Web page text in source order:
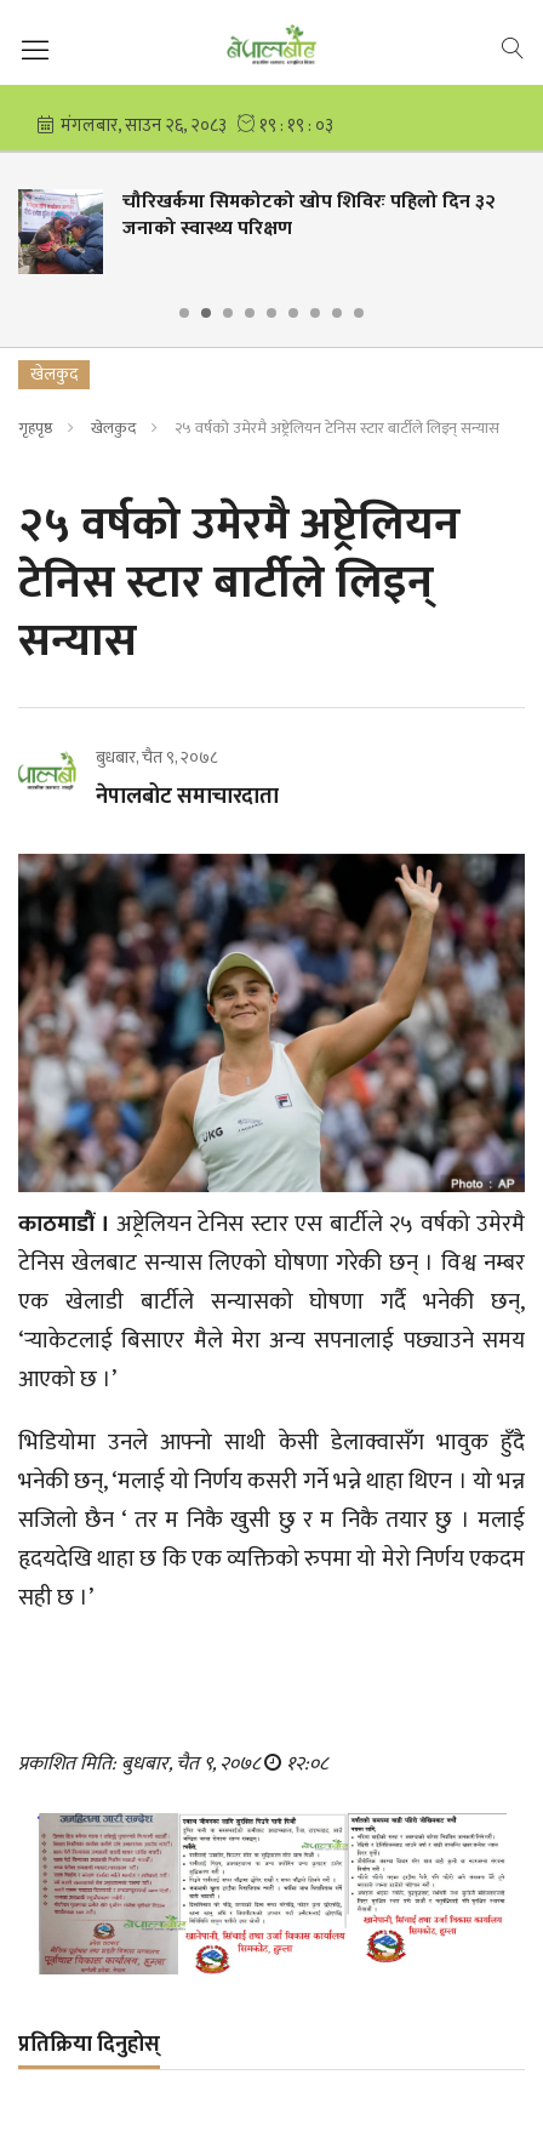
चौरिखर्कमा सिमकोटको खोप शिविरः पहिलो दिन ३२
जनाको स्वास्थ्य परिक्षण
खेलकुद
गृहपृष्ठ खेलकुद २५ वर्षको उमेरमै अष्ट्रेलियन टेनिस स्टार बार्टीले लिइन् सन्यास
२५ वर्षको उमेरमै अष्ट्रेलियन
टेनिस स्टार बार्टीले लिइन्
सन्यास
बुधबार, चैत ९, २०७८
नेपालबोट समाचारदाता
काठमाडौं । अष्ट्रेलियन टेनिस स्टार एस बार्टीले २५ वर्षको उमेरमै
टेनिस खेलबाट सन्यास लिएको घोषणा गरेकी छन् । विश्व नम्बर
एक खेलाडी बार्टीले सन्यासको घोषणा गर्दै भनेकी छन्,
‘र्‍याकेटलाई बिसाएर मैले मेरा अन्य सपनालाई पछ्याउने समय
आएको छ ।’
भिडियोमा उनले आफ्नो साथी केसी डेलाक्वासँग भावुक हुँदै
भनेकी छन्, ‘मलाई यो निर्णय कसरी गर्ने भन्ने थाहा थिएन । यो भन्न
सजिलो छैन ‘ तर म निकै खुसी छु र म निकै तयार छु । मलाई
हृदयदेखि थाहा छ कि एक व्यक्तिको रुपमा यो मेरो निर्णय एकदम
सही छ ।’
प्रकाशित मिति: बुधबार, चैत ९, २०७८ १२:०८
प्रतिक्रिया दिनुहोस्